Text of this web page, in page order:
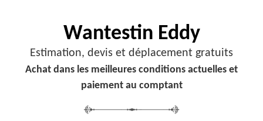
Wantestin Eddy
Estimation, devis et déplacement gratuits
Achat dans les meilleures conditions actuelles et
paiement au comptant